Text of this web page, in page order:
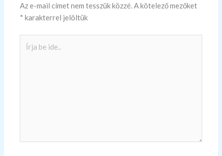
Az e-mail címet nem tesszük közzé.A kötelező mezőket
* karakterrel jelöltük
be